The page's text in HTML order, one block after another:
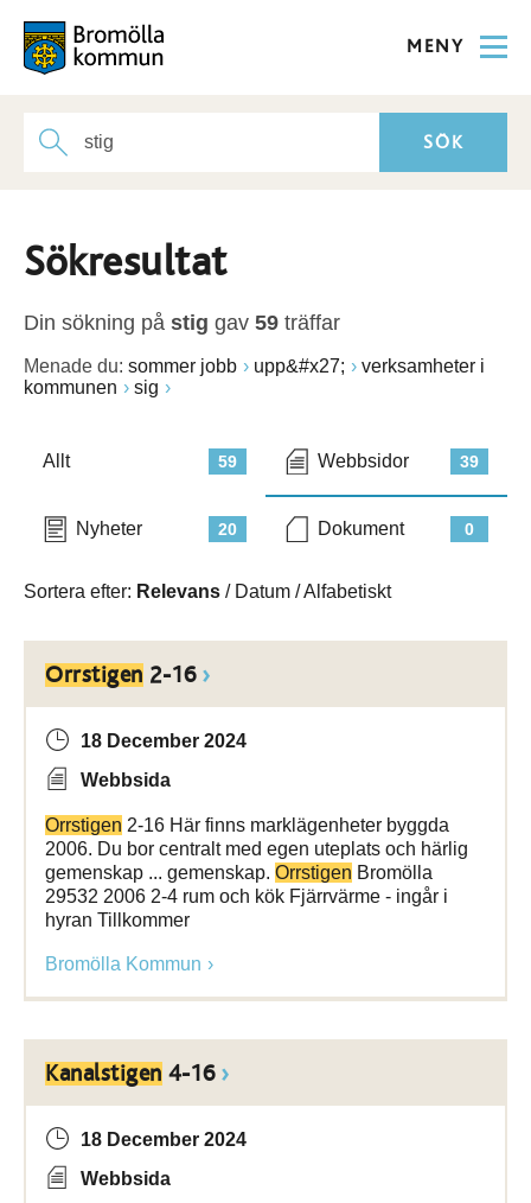
MENY
Sökresultat
Din sökning på stig gav 59 träffar
Menade du: sommer jobb upp&#x27;
verksamheter i
kommunen
sig
59
Allt 39
Webbsidor
20
Nyheter 0
Dokument
Sortera efter: Relevans / Datum /Alfabetiskt
Orrstigen 2-16
18 December 2024
Webbsida
Orrstigen 2-16 Här finns marklägenheter byggda
2006. Du bor centralt med egen uteplats och härlig
gemenskap ... gemenskap. Orrstigen Bromölla
29532 2006 2-4 rum och kök Fjärrvärme - ingår i
hyran Tillkommer
Bromölla Kommun
Kanalstigen 4-16
18 December 2024
Webbsida